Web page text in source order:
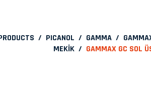
/ PICANOL / GAMMA /
MEKİK / GAMMAX GC SOL